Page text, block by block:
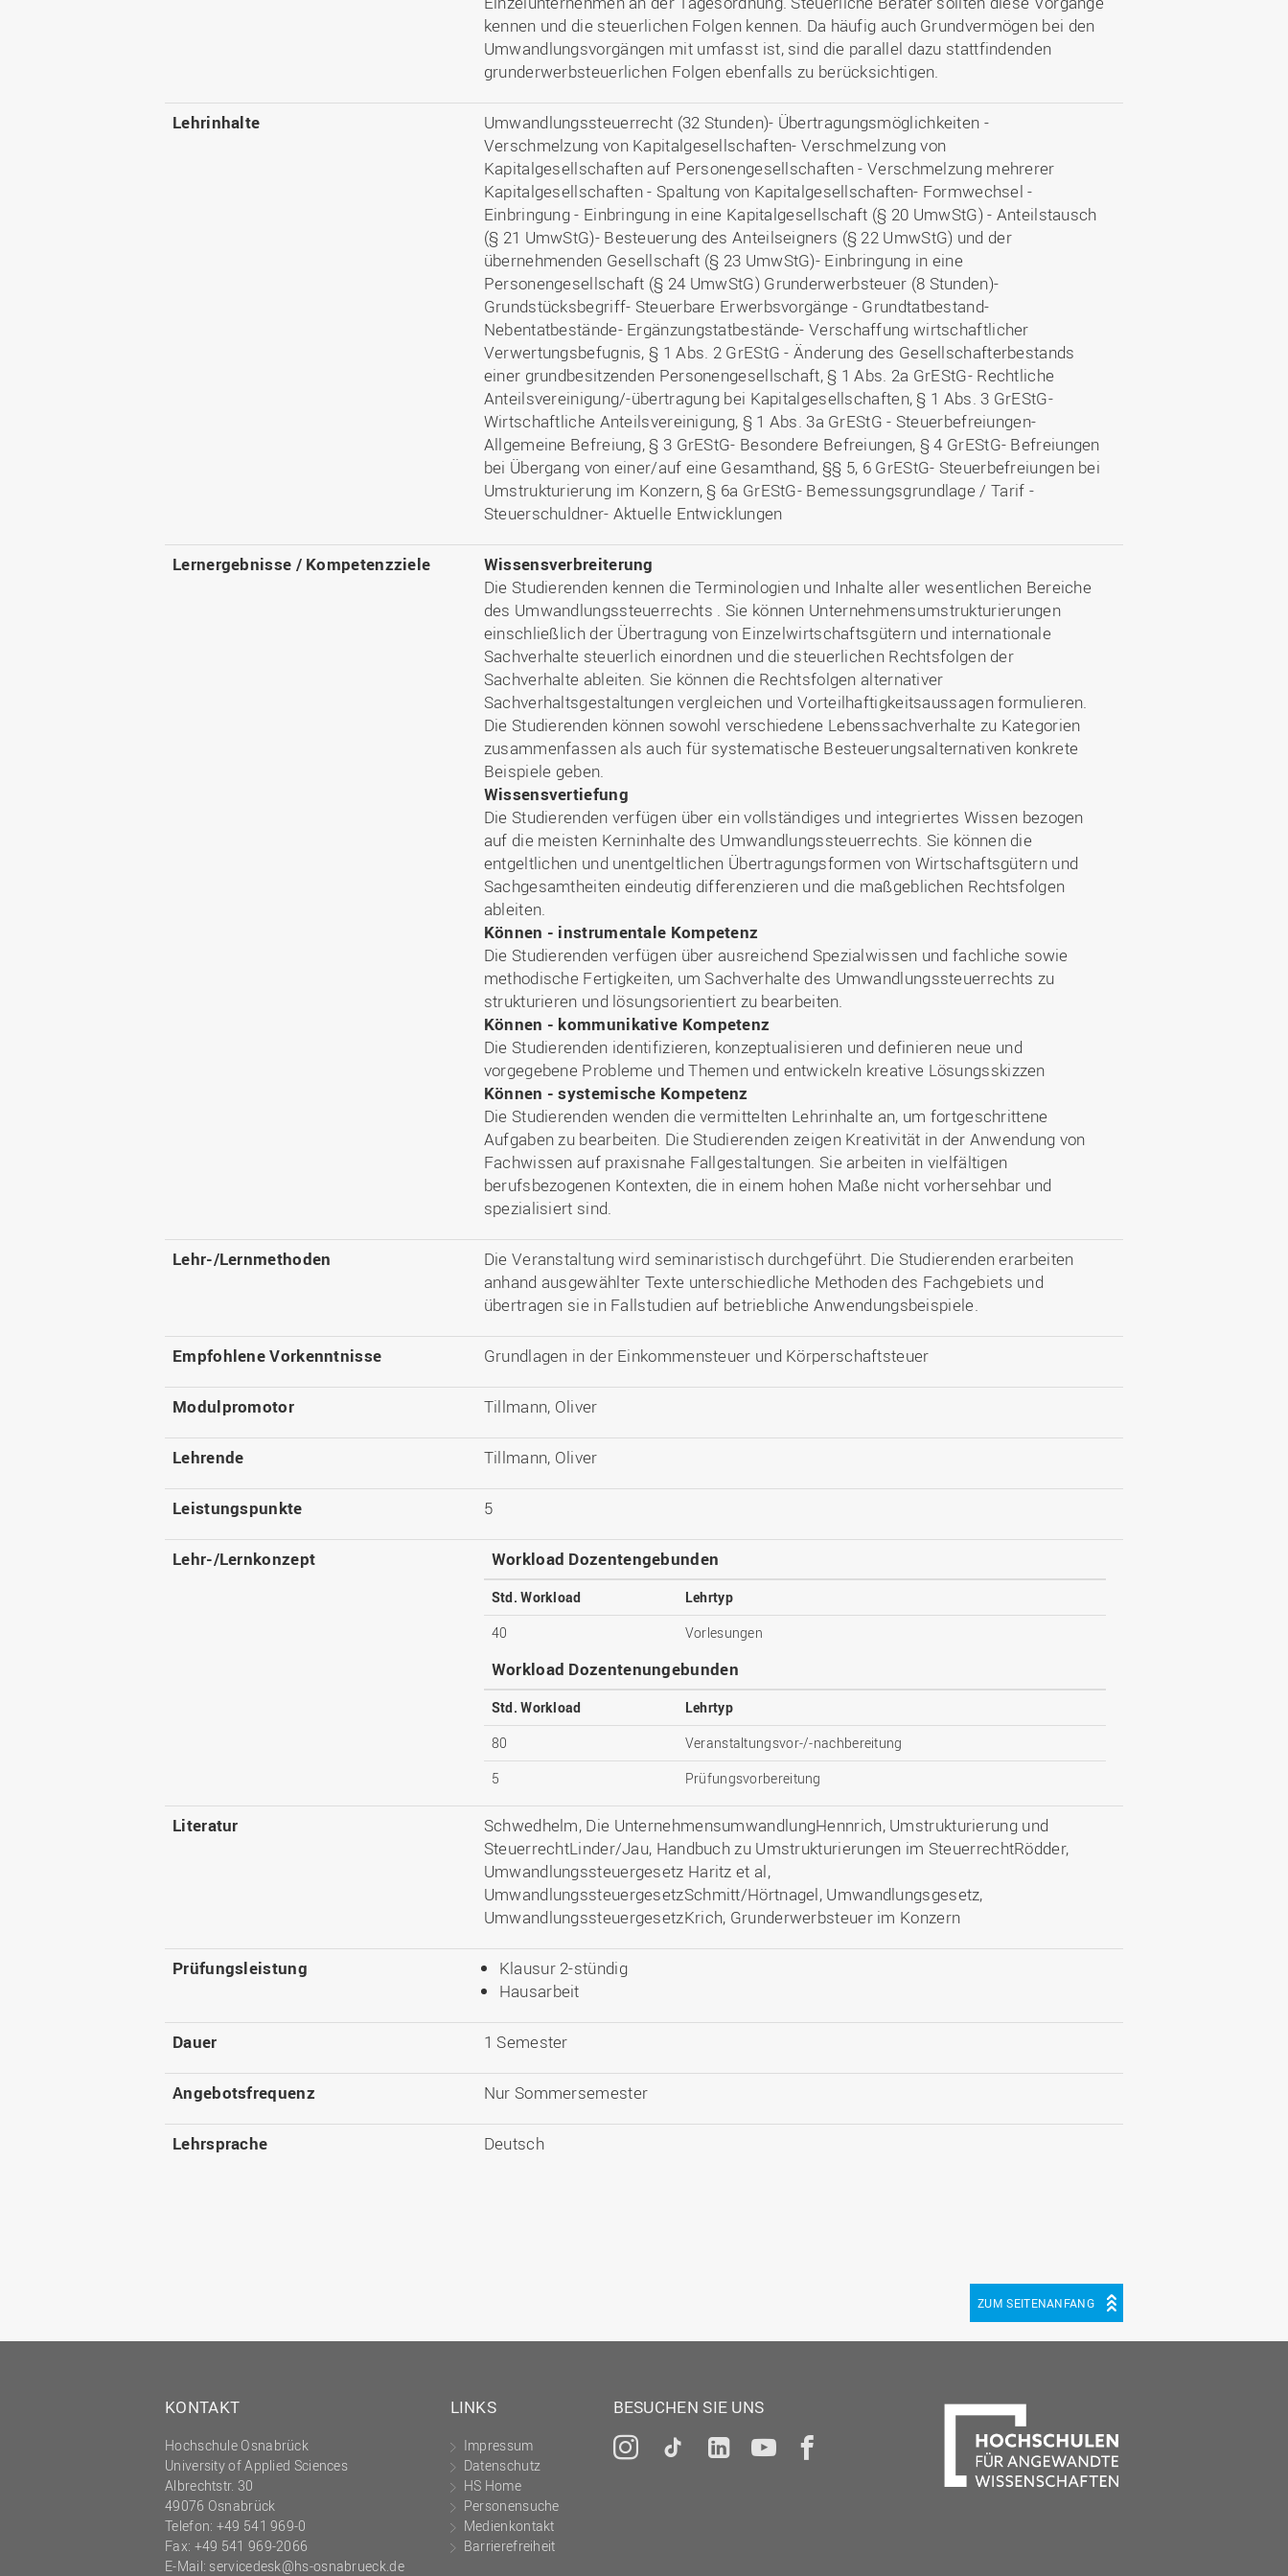
kennen und die steuerlichen Folgen kennen. Da häufig auch Grundvermögen bei den
Umwandlungsvorgängen mit umfasst ist, sind die parallel dazu stattfindenden
grunderwerbsteuerlichen Folgen ebenfalls zu berücksichtigen.
Lehrinhalte
Umwandlungssteuerrecht (32 Stunden)- Übertragungsmöglichkeiten -
Verschmelzung von Kapitalgesellschaften- Verschmelzung von
Kapitalgesellschaften auf Personengesellschaften - Verschmelzung mehrerer
Kapitalgesellschaften - Spaltung von Kapitalgesellschaften- Formwechsel -
Einbringung - Einbringung in eine Kapitalgesellschaft (§ 20 UmwStG) - Anteilstausch
(§ 21 UmwStG)- Besteuerung des Anteilseigners (§ 22 UmwStG) und der
übernehmenden Gesellschaft (§ 23 UmwStG)- Einbringung in eine
Personengesellschaft (§ 24 UmwStG) Grunderwerbsteuer (8 Stunden)-
Grundstücksbegriff- Steuerbare Erwerbsvorgänge - Grundtatbestand-
Nebentatbestände- Ergänzungstatbestände- Verschaffung wirtschaftlicher
Verwertungsbefugnis, § 1 Abs. 2 GrEStG - Änderung des Gesellschafterbestands
einer grundbesitzenden Personengesellschaft, § 1 Abs. 2a GrEStG- Rechtliche
Anteilsvereinigung/-übertragung bei Kapitalgesellschaften, § 1 Abs. 3 GrEStG-
Wirtschaftliche Anteilsvereinigung, § 1 Abs. 3a GrEStG - Steuerbefreiungen-
Allgemeine Befreiung, § 3 GrEStG- Besondere Befreiungen, § 4 GrEStG- Befreiungen
bei Übergang von einer/auf eine Gesamthand, §§ 5, 6 GrEStG- Steuerbefreiungen bei
Umstrukturierung im Konzern, § 6a GrEStG- Bemessungsgrundlage / Tarif -
Steuerschuldner- Aktuelle Entwicklungen
Lernergebnisse / Kompetenzziele
Wissensverbreiterung
Die Studierenden kennen die Terminologien und Inhalte aller wesentlichen Bereiche
des Umwandlungssteuerrechts . Sie können Unternehmensumstrukturierungen
einschließlich der Übertragung von Einzelwirtschaftsgütern und internationale
Sachverhalte steuerlich einordnen und die steuerlichen Rechtsfolgen der
Sachverhalte ableiten. Sie können die Rechtsfolgen alternativer
Sachverhaltsgestaltungen vergleichen und Vorteilhaftigkeitsaussagen formulieren.
Die Studierenden können sowohl verschiedene Lebenssachverhalte zu Kategorien
zusammenfassen als auch für systematische Besteuerungsalternativen konkrete
Beispiele geben.
Wissensvertiefung
Die Studierenden verfügen über ein vollständiges und integriertes Wissen bezogen
auf die meisten Kerninhalte des Umwandlungssteuerrechts. Sie können die
entgeltlichen und unentgeltlichen Übertragungsformen von Wirtschaftsgütern und
Sachgesamtheiten eindeutig differenzieren und die maßgeblichen Rechtsfolgen
ableiten.
Können - instrumentale Kompetenz
Die Studierenden verfügen über ausreichend Spezialwissen und fachliche sowie
methodische Fertigkeiten, um Sachverhalte des Umwandlungssteuerrechts zu
strukturieren und lösungsorientiert zu bearbeiten.
Können - kommunikative Kompetenz
Die Studierenden identifizieren, konzeptualisieren und definieren neue und
vorgegebene Probleme und Themen und entwickeln kreative Lösungsskizzen
Können - systemische Kompetenz
Die Studierenden wenden die vermittelten Lehrinhalte an, um fortgeschrittene
Aufgaben zu bearbeiten. Die Studierenden zeigen Kreativität in der Anwendung von
Fachwissen auf praxisnahe Fallgestaltungen. Sie arbeiten in vielfältigen
berufsbezogenen Kontexten, die in einem hohen Maße nicht vorhersehbar und
spezialisiert sind.
Lehr-/Lernmethoden
Die Veranstaltung wird seminaristisch durchgeführt. Die Studierenden erarbeiten
anhand ausgewählter Texte unterschiedliche Methoden des Fachgebiets und
übertragen sie in Fallstudien auf betriebliche Anwendungsbeispiele.
Empfohlene Vorkenntnisse Grundlagen in der Einkommensteuer und Körperschaftsteuer
Modulpromotor Tillmann, Oliver
Lehrende Tillmann, Oliver
Leistungspunkte 5
Lehr-/Lernkonzept Workload Dozentengebunden
Std. Workload
Lehrtyp
40
Vorlesungen
Workload Dozentenungebunden
Std. Workload
Lehrtyp
80
Veranstaltungsvor-/-nachbereitung
5
Prüfungsvorbereitung
Literatur
Schwedhelm, Die UnternehmensumwandlungHennrich, Umstrukturierung und
SteuerrechtLinder/Jau, Handbuch zu Umstrukturierungen im SteuerrechtRödder,
Umwandlungssteuergesetz Haritz et al,
UmwandlungssteuergesetzSchmitt/Hörtnagel, Umwandlungsgesetz,
UmwandlungssteuergesetzKrich, Grunderwerbsteuer im Konzern
Prüfungsleistung
Klausur 2-stündig
Hausarbeit
Dauer 1 Semester
Angebotsfrequenz Nur Sommersemester
Lehrsprache Deutsch
ZUM SEITENANFANG
KONTAKT
Hochschule Osnabrück
University of Applied Sciences
Albrechtstr. 30
49076 Osnabrück
Telefon: +49 541 969-0
Fax: +49 541 969-2066
E-Mail: servicedesk@hs-osnabrueck.de
LINKS
Impressum
Datenschutz
HS Home
Personensuche
Medienkontakt
Barrierefreiheit
BESUCHEN SIE UNS
Instagram
TiktokLinkedInYouTube